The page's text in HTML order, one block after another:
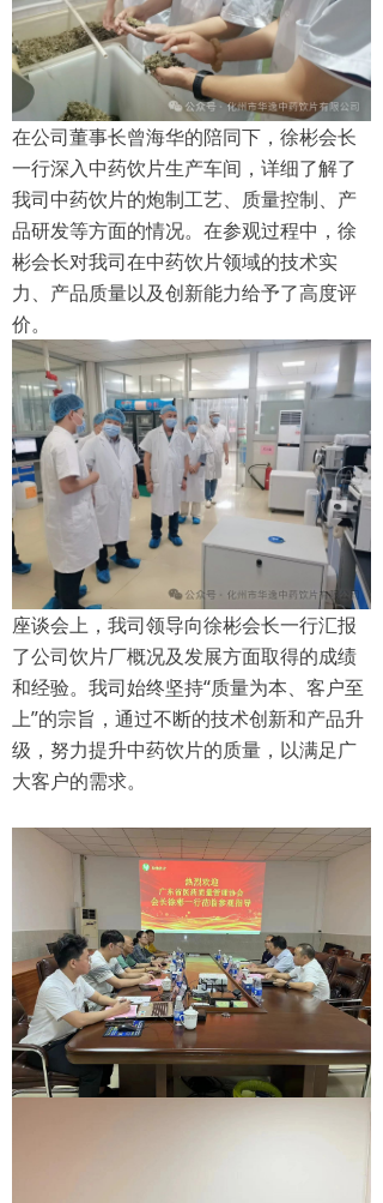
在公司董事长曾海华的陪同下，徐彬会长
一行深入中药饮片生产车间，详细了解了
我司中药饮片的炮制工艺、质量控制、产
品研发等方面的情况。在参观过程中，徐
彬会长对我司在中药饮片领域的技术实
力、产品质量以及创新能力给予了高度评
价。
座谈会上，我司领导向徐彬会长一行汇报
了公司饮片厂概况及发展方面取得的成绩
和经验。我司始终坚持“质量为本、客户至
上”的宗旨，通过不断的技术创新和产品升
级，努力提升中药饮片的质量，以满足广
大客户的需求。